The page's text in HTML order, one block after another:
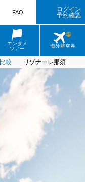
エンタメ
ツアー
海外航空券
FAQ
ログイン
予約確認
較 リゾナーレ那須